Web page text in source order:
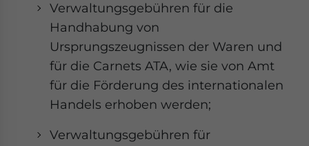
Verwaltungsgebühren für die
Handhabung von
Ursprungszeugnissen der Waren und
für die Carnets ATA, wie sie von Amt
für die Förderung des internationalen
Handels erhoben werden;
Verwaltungsgebühren für